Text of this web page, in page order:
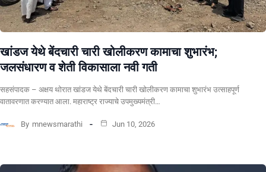
खांडज येथे बेंदचारी चारी खोलीकरण कामाचा शुभारंभ;
जलसंधारण व शेती विकासाला नवी गती
सहसंपादक – अक्षय थोरात खांडज येथे बेंदचारी चारी खोलीकरण कामाचा शुभारंभ उत्साहपूर्ण
वातावरणात करण्यात आला. महाराष्ट्र राज्याचे उपमुख्यमंत्री…
By mnewsmarathi Jun 10, 2026